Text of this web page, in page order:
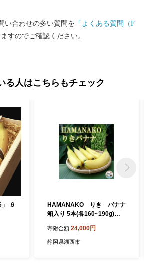
守ろうと、近年復活し、活動を続けてい
い合わせの多い質問を 「よくある質問（F
すのでご確認ください。
る人はこちらもチェック
６
HAMANAKO りき バナナ
箱入り 5本(各160~190g)【1
寄附金額 24,000円
静岡県湖西市